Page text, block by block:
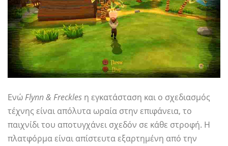
ΕνώFlynn & Freckles η εγκατάσταση και ο σχεδιασμός
τέχνης είναι απόλυτα ωραία στην επιφάνεια, το
παιχνίδι του αποτυγχάνει σχεδόν σε κάθε στροφή. Η
πλατφόρμα είναι απίστευτα εξαρτημένη από την